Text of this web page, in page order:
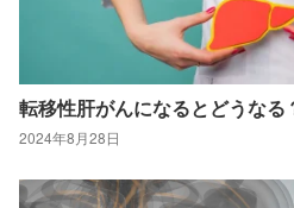
転移性肝がんになるとどうな
2024年8月28日